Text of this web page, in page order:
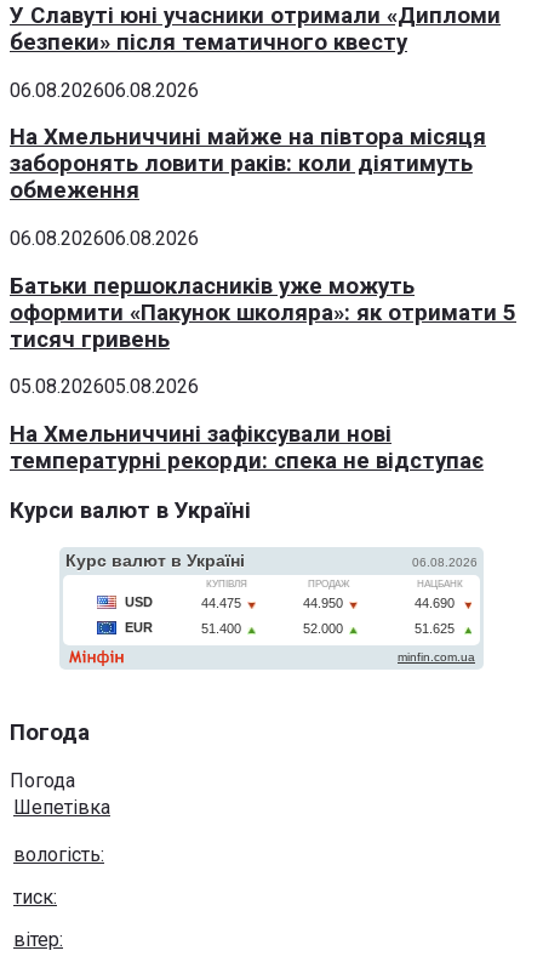
У Славуті юні учасники отримали «Дипломи
безпеки» після тематичного квесту
06.08.202606.08.2026
На Хмельниччині майже на півтора місяця
заборонять ловити раків: коли діятимуть
обмеження
06.08.202606.08.2026
Батьки першокласників уже можуть
оформити «Пакунок школяра»: як отримати 5
тисяч гривень
05.08.202605.08.2026
На Хмельниччині зафіксували нові
температурні рекорди: спека не відступає
Курси валют в Україні
Погода
Погода
Шепетівка
вологість:
тиск:
вітер: